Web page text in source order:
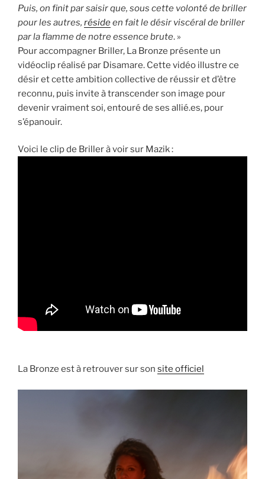
Puis, on finit par saisir que, sous cette volonté de briller
pour les autres, résideen fait le désir viscéral de briller
par la flamme de notre essence brute. »
Pour accompagner Briller, La Bronze présente un
vidéoclip réalisé par Disamare. Cette vidéo illustre ce
désir et cette ambition collective de réussir et d’être
reconnu, puis invite à transcender son image pour
devenir vraiment soi, entouré de ses allié.es, pour
s’épanouir.
Voici le clip de Briller à voir sur Mazik :
La Bronze est à retrouver sur son site officiel